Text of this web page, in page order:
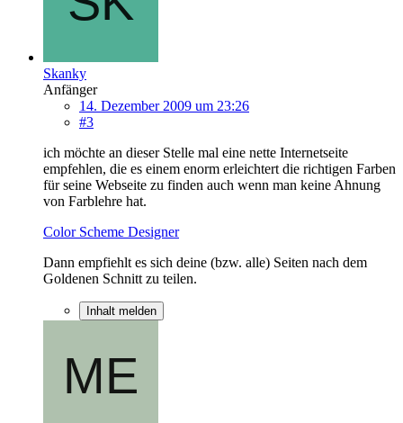
Skanky
Anfänger
14. Dezember 2009 um 23:26
#3
ich möchte an dieser Stelle mal eine nette Internetseite
empfehlen, die es einem enorm erleichtert die richtigen Farben
für seine Webseite zu finden auch wenn man keine Ahnung
von Farblehre hat.
Color Scheme Designer
Dann empfiehlt es sich deine (bzw. alle) Seiten nach dem
Goldenen Schnitt zu teilen.
Inhalt melden